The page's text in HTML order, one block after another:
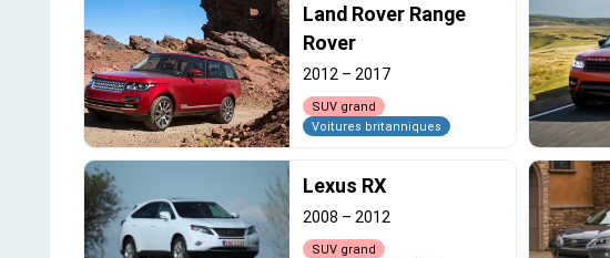
Land Rover Range
Rover
2012 – 2017
SUV grand
Voitures britanniques
Lexus RX
2008 – 2012
SUV grand